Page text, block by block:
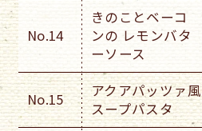
No.14
きのことベーコ
ンの レモンバタ
ーソース
No.15
アクアパッツァ風
スープパスタ